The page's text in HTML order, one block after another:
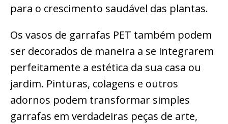
para o crescimento saudável das plantas.
Os vasos de garrafas PET também podem
ser decorados de maneira a se integrarem
perfeitamente a estética da sua casa ou
jardim. Pinturas, colagens e outros
adornos podem transformar simples
garrafas em verdadeiras peças de arte,